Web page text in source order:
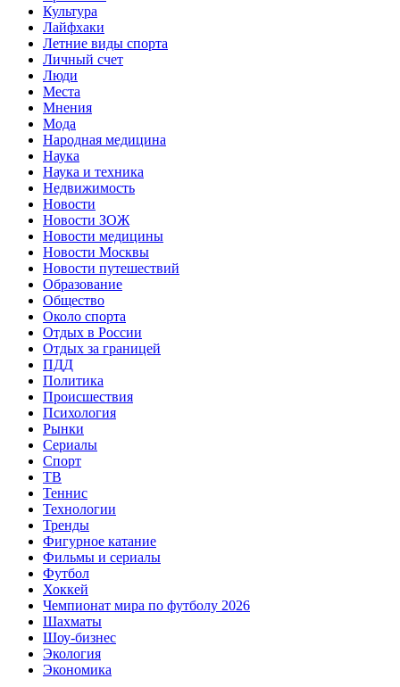
Культура
Лайфхаки
Летние виды спорта
Личный счет
Люди
Места
Мнения
Мода
Народная медицина
Наука
Наука и техника
Недвижимость
Новости
Новости ЗОЖ
Новости медицины
Новости Москвы
Новости путешествий
Образование
Общество
Около спорта
Отдых в России
Отдых за границей
ПДД
Политика
Происшествия
Психология
Рынки
Сериалы
Спорт
ТВ
Теннис
Технологии
Тренды
Фигурное катание
Фильмы и сериалы
Футбол
Хоккей
Чемпионат мира по футболу 2026
Шахматы
Шоу-бизнес
Экология
Экономика